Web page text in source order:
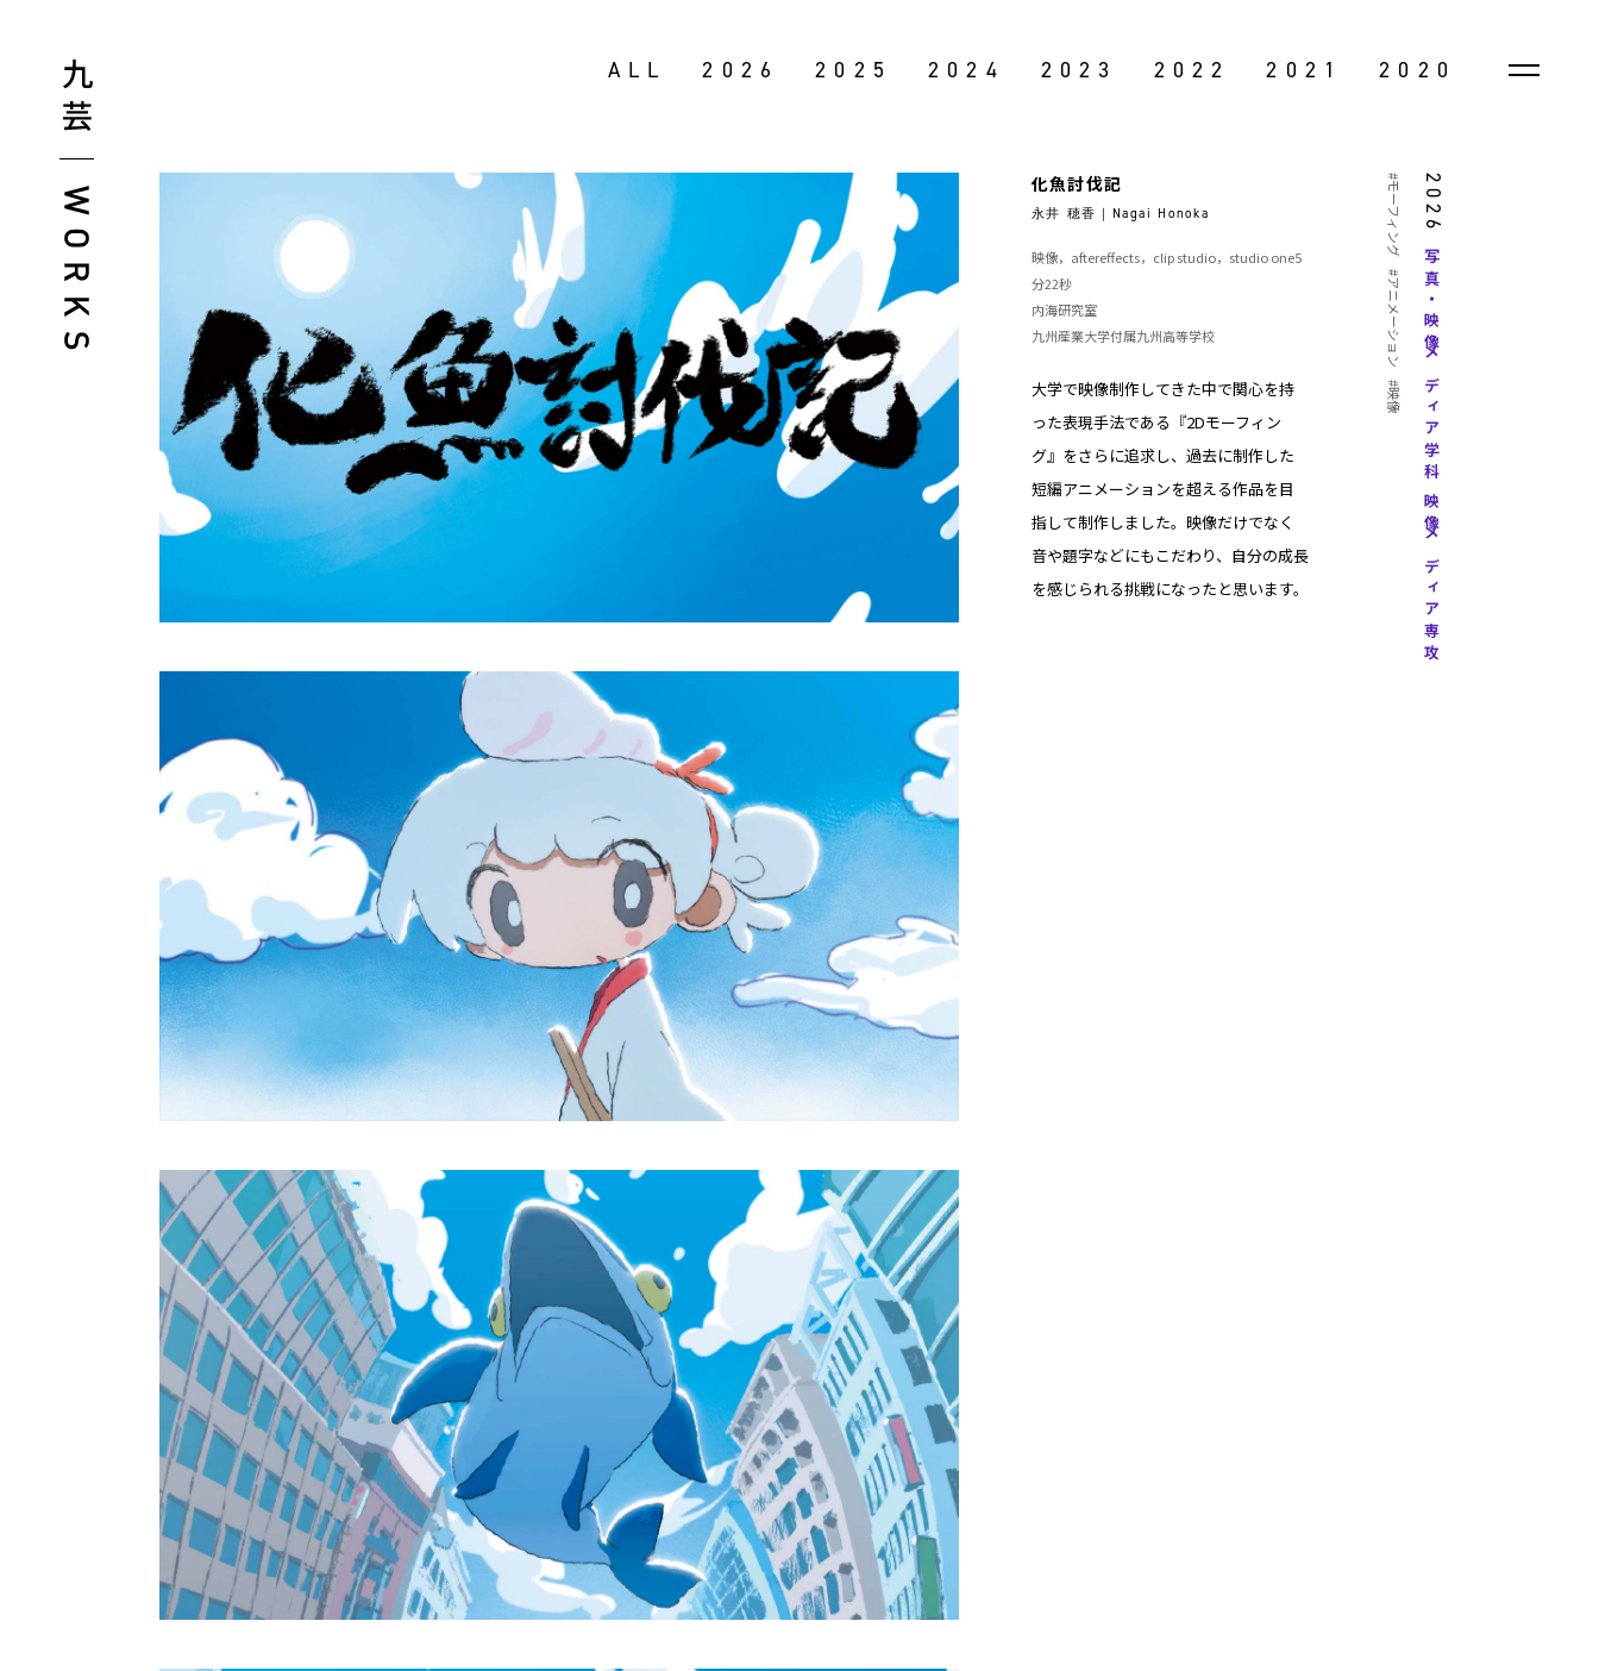
ALL 2026 2025 2024 2023 2022 2021 2020
化魚討伐記
永井 穂香｜Nagai Honoka
映像，aftereffects，clip studio，studio one5
分22秒
内海研究室
九州産業大学付属九州高等学校
大学で映像制作してきた中で関心を持
った表現手法である『2Dモーフィン
グ』をさらに追求し、過去に制作した
短編アニメーションを超える作品を目
指して制作しました。映像だけでなく
音や題字などにもこだわり、自分の成長
を感じられる挑戦になったと思います。
2026
写真・映像メディア学科
映像メディア専攻
#モーフィング
#アニメーション
#映像